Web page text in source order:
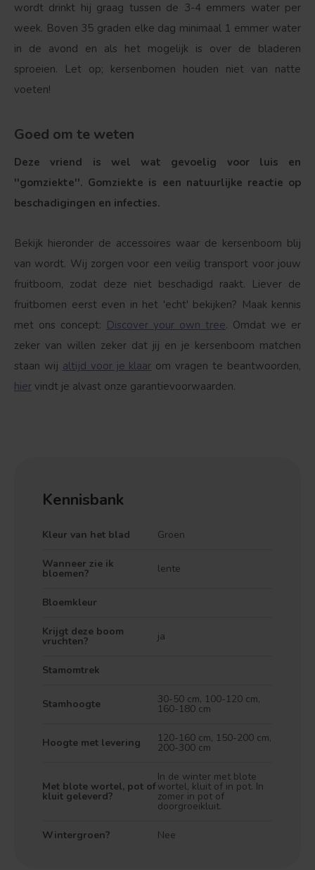
wordt drinkt hij graag tussen de 3-4 emmers water per
week. Boven 35 graden elke dag minimaal 1 emmer water
in de avond en als het mogelijk is over de bladeren
sproeien. Let op; kersenbomen houden niet van natte
voeten!
Goed om te weten
Deze vriend is wel wat gevoelig voor luis en
''gomziekte''. Gomziekte is een natuurlijke reactie op
beschadigingen en infecties.
Bekijk hieronder de accessoires waar de kersenboom blij
van wordt. Wij zorgen voor een veilig transport voor jouw
fruitboom, zodat deze niet beschadigd raakt. Liever de
fruitbomen eerst even in het 'echt' bekijken? Maak kennis
met ons concept: Discover your own tree. Omdat we er
zeker van willen zeker dat jij en je kersenboom matchen
staan wij altijd voor je klaar om vragen te beantwoorden,
hier vindt je alvast onze garantievoorwaarden.
Kennisbank
Kleur van het blad Groen
Wanneer zie ik
bloemen? lente
Bloemkleur
Krijgt deze boom
vruchten? ja
Stamomtrek
Stamhoogte 30-50 cm, 100-120 cm,
160-180 cm
Hoogte met levering 120-160 cm, 150-200 cm,
200-300 cm
Met blote wortel, pot of
kluit geleverd?
In de winter met blote
wortel, kluit of in pot. In
zomer in pot of
doorgroeikluit.
Wintergroen? Nee